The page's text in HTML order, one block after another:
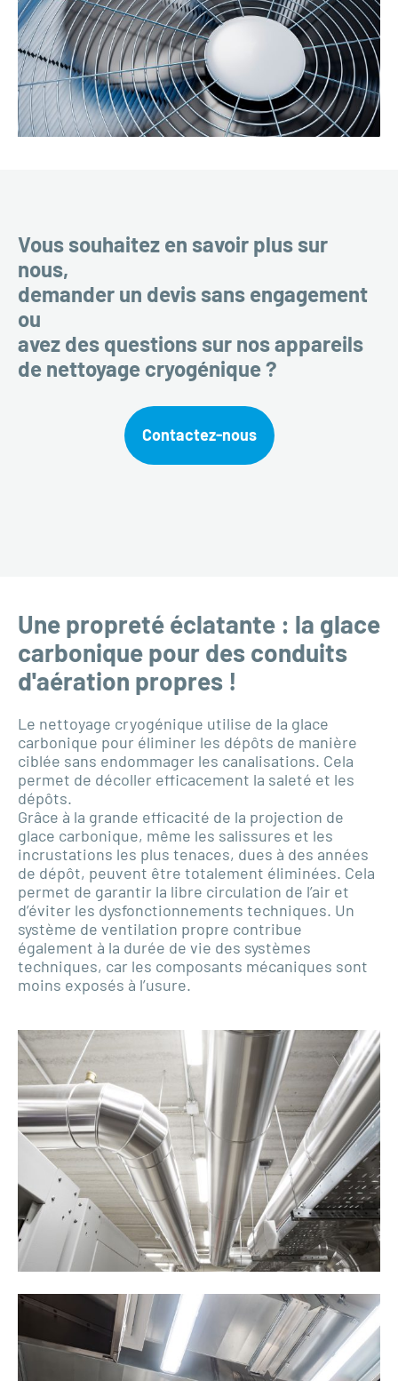
Vous souhaitez en savoir plus sur
nous,
demander un devis sans engagement
ou
avez des questions sur nos appareils
de nettoyage cryogénique ?
Contactez-nous
Une propreté éclatante : la glace
carbonique pour des conduits
d'aération propres !
Le nettoyage cryogénique utilise de la glace
carbonique pour éliminer les dépôts de manière
ciblée sans endommager les canalisations. Cela
permet de décoller efficacement la saleté et les
dépôts.
Grâce à la grande efficacité de la projection de
glace carbonique, même les salissures et les
incrustations les plus tenaces, dues à des années
de dépôt, peuvent être totalement éliminées. Cela
permet de garantir la libre circulation de l’air et
d’éviter les dysfonctionnements techniques. Un
système de ventilation propre contribue
également à la durée de vie des systèmes
techniques, car les composants mécaniques sont
moins exposés à l’usure.